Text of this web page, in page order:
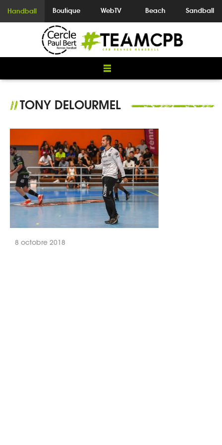
Handball Boutique WebTV Beach Sandball
//TONY DELOURMEL
8 octobre 2018